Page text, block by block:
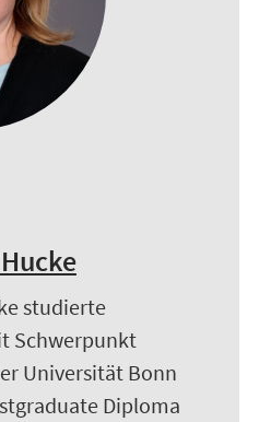
studierte
Schwerpunkt
Universität Bonn
Diploma